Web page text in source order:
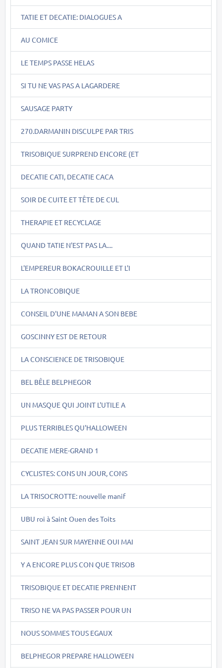
TATIE ET DECATIE: DIALOGUES A
AU COMICE
LE TEMPS PASSE HELAS
SI TU NE VAS PAS A LAGARDERE
SAUSAGE PARTY
270.DARMANIN DISCULPE PAR TRIS
TRISOBIQUE SURPREND ENCORE (ET
DECATIE CATI, DECATIE CACA
SOIR DE CUITE ET TÊTE DE CUL
THERAPIE ET RECYCLAGE
QUAND TATIE N'EST PAS LA....
L'EMPEREUR BOKACROUILLE ET L'I
LA TRONCOBIQUE
CONSEIL D'UNE MAMAN A SON BEBE
GOSCINNY EST DE RETOUR
LA CONSCIENCE DE TRISOBIQUE
BEL BÊLE BELPHEGOR
UN MASQUE QUI JOINT L'UTILE A
PLUS TERRIBLES QU'HALLOWEEN
DECATIE MERE-GRAND 1
CYCLISTES: CONS UN JOUR, CONS
LA TRISOCROTTE: nouvelle manif
UBU roi à Saint Ouen des Toits
SAINT JEAN SUR MAYENNE OUI MAI
Y A ENCORE PLUS CON QUE TRISOB
TRISOBIQUE ET DECATIE PRENNENT
TRISO NE VA PAS PASSER POUR UN
NOUS SOMMES TOUS EGAUX
BELPHEGOR PREPARE HALLOWEEN